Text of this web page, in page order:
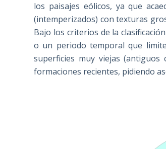
los paisajes eólicos, ya que
(intemperizados) con texturas
Bajo los criterios de la
o un periodo temporal que
superficies muy viejas
formaciones recientes, pidiendo